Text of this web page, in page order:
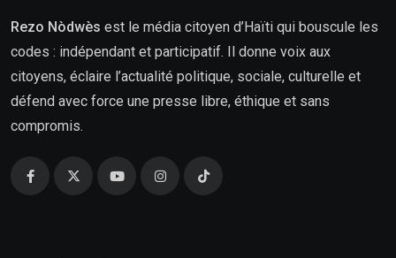
Rezo Nòdwès est le média citoyen d’Haïti qui bouscule les
codes : indépendant et participatif. Il donne voix aux
citoyens, éclaire l’actualité politique, sociale, culturelle et
défend avec force une presse libre, éthique et sans
compromis.